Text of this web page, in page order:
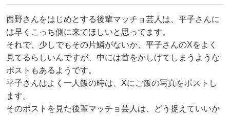
西野さんをはじめとする後輩マッチョ芸人は、平子さんに
は早くこっち側に来てほしいと思ってます。
それで、少しでもその片鱗がないか、平子さんのXをよく
見てるらしいんですが、中には首をかしげてしまうような
ポストもあるようです。
平子さんはよく一人飯の時は、Xにご飯の写真をポストし
ます。
そのポストを見た後輩マッチョ芸人は、どう捉えていいか